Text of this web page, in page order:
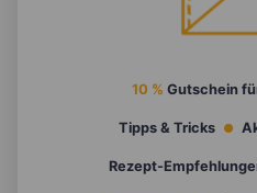
10 % Gutschein
Tipps & Tricks
Rezept-